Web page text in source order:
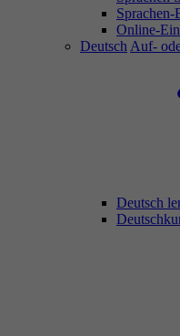
Online-
Deutsch Auf-
Deutsch